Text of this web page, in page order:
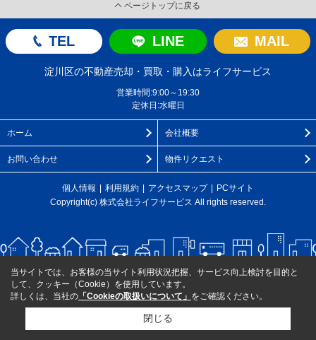
ページトップに戻る
TEL LINE MAIL
淀川区の不動産売却・買取・購入はライフサービス
営業時間:9:00～19:30
定休日:水曜日
ホーム 会社概要
お問い合わせ 物件リクエスト
個人情報 利用規約 アクセスマップ
PCサイト
Copyright(c) 株式会社ライフサービス All rights reserved.
当サイトでは、お客様の当サイト利用状況把握、サービス向上検討を目的と
して、クッキー（Cookie）を使用しています。
詳しくは、当社の 「Cookieの取扱いについて」 をご確認ください。
閉じる